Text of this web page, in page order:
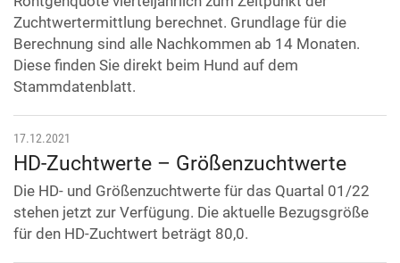
Zuchtwertermittlung berechnet. Grundlage für die
Berechnung sind alle Nachkommen ab 14 Monaten.
Diese finden Sie direkt beim Hund auf dem
Stammdatenblatt.
17.12.2021
HD-Zuchtwerte – Größenzuchtwerte
Die HD- und Größenzuchtwerte für das Quartal 01/22
stehen jetzt zur Verfügung. Die aktuelle Bezugsgröße
für den HD-Zuchtwert beträgt 80,0.